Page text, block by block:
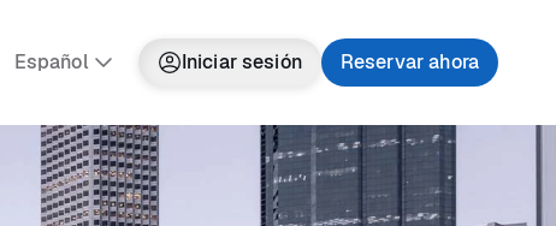
Español Iniciar sesión Reservar ahora